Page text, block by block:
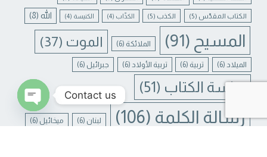
الكتاب المقدّس (5) الكذب (5) الكذّاب (4) الكنيسة (4) الله (8)
المسيح (91) الملائكة (6) الموت (37)
الميلاد (6) تربية (6) تربية الأولاد (6) جبرائيل (6)
دراسة الكتاب (51)
رسالة الكلمة (106) لبنان (6) ميخائيل (6)
Contact us
CHATY